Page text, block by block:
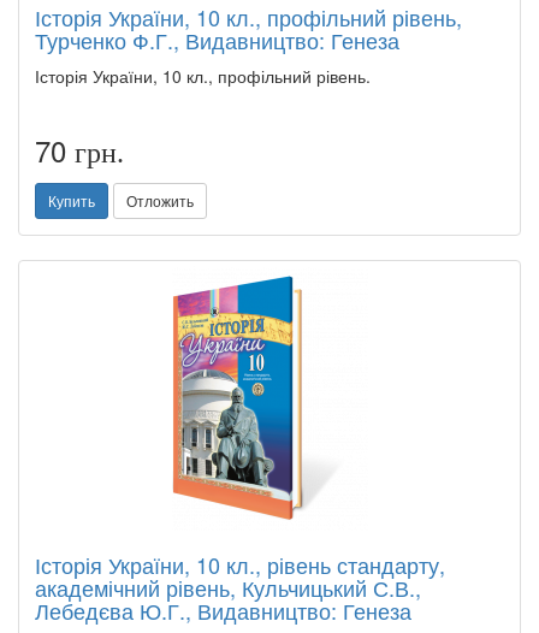
Історія України, 10 кл., профільний рівень,
Турченко Ф.Г., Видавництво: Генеза
Історія України, 10 кл., профільний рівень.
70 грн.
Купить Отложить
Історія України, 10 кл., рівень стандарту,
академічний рівень, Кульчицький С.В.,
Лебедєва Ю.Г., Видавництво: Генеза